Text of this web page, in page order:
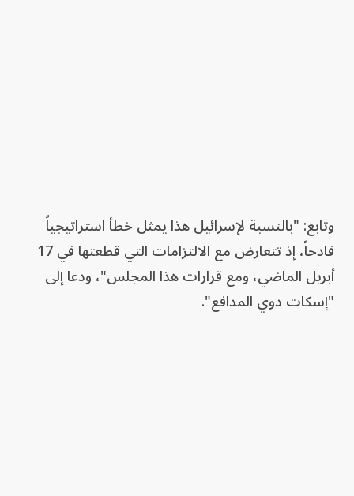
وتابع: "بالنسبة لإسرائيل هذا يمثل خطأ استراتيجياً
فادحاً، إذ تتعارض مع الالتزامات التي قطعتها في 17
أبريل الماضي، ومع قرارات هذا المجلس"، ودعا إلى
"إسكات دوي المدافع".